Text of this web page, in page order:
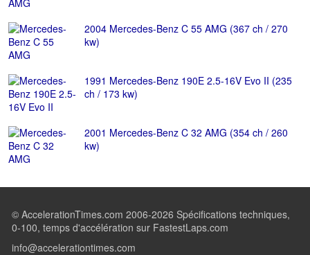
2004 Mercedes-Benz C 55 AMG (367 ch / 270
kw)
1991 Mercedes-Benz 190E 2.5-16V Evo II (235
ch / 173 kw)
2001 Mercedes-Benz C 32 AMG (354 ch / 260
kw)
© AccelerationTimes.com 2006-2026 Spécifications techniques,
0-100, temps d'accélération sur FastestLaps.com
info@accelerationtimes.com